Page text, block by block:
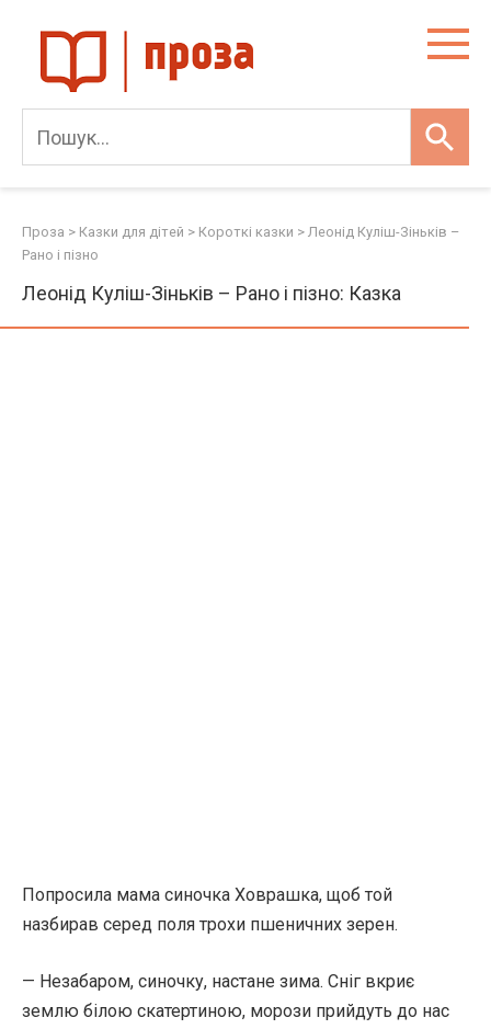
content
Проза > Казки для дітей > Короткі казки > Леонід Куліш-Зіньків –
Рано і пізно
Леонід Куліш-Зіньків – Рано і пізно: Казка
Попросила мама синочка Ховрашка, щоб той
назбирав серед поля трохи пшеничних зерен.
— Незабаром, синочку, настане зима. Сніг вкриє
землю білою скатертиною, морози прийдуть до нас